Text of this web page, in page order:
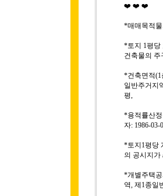
❤️ ❤️ ❤️
*매매목적물
*토지 1평당
건축물의 주
*건축면적(1
일반주거지
평,
*용적률산
자: 1986-03-
*토지1평당
의 공시지가
*개별주택공
역, 제1종일